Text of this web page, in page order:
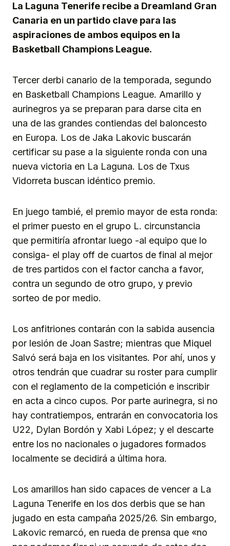
La Laguna Tenerife recibe a Dreamland Gran
Canaria en un partido clave para las
aspiraciones de ambos equipos en la
Basketball Champions League.
Tercer derbi canario de la temporada, segundo
en Basketball Champions League. Amarillo y
aurinegros ya se preparan para darse cita en
una de las grandes contiendas del baloncesto
en Europa. Los de Jaka Lakovic buscarán
certificar su pase a la siguiente ronda con una
nueva victoria en La Laguna. Los de Txus
Vidorreta buscan idéntico premio.
En juego tambié, el premio mayor de esta ronda:
el primer puesto en el grupo L. circunstancia
que permitiría afrontar luego -al equipo que lo
consiga- el play off de cuartos de final al mejor
de tres partidos con el factor cancha a favor,
contra un segundo de otro grupo, y previo
sorteo de por medio.
Los anfitriones contarán con la sabida ausencia
por lesión de Joan Sastre; mientras que Miquel
Salvó será baja en los visitantes. Por ahí, unos y
otros tendrán que cuadrar su roster para cumplir
con el reglamento de la competición e inscribir
en acta a cinco cupos. Por parte aurinegra, si no
hay contratiempos, entrarán en convocatoria los
U22, Dylan Bordón y Xabi López; y el descarte
entre los no nacionales o jugadores formados
localmente se decidirá a última hora.
Los amarillos han sido capaces de vencer a La
Laguna Tenerife en los dos derbis que se han
jugado en esta campaña 2025/26. Sin embargo,
Lakovic remarcó, en rueda de prensa que «no